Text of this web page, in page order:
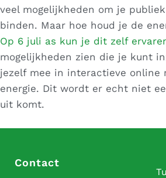
veel mogelijkheden om je
binden. Maar hoe houd je de
Op 6 juli as kun je dit zelf
mogelijkheden zien die je kunt
jezelf mee in interactieve online
energie. Dit wordt er echt niet
uit komt.
Contact